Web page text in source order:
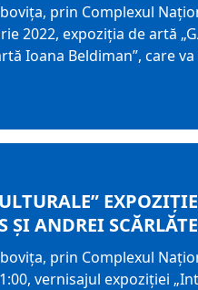
prin Complexul
2022, expoziţia de artă
Ioana Beldiman”, care
ȘI ANDREI
prin Complexul
vernisajul expoziției